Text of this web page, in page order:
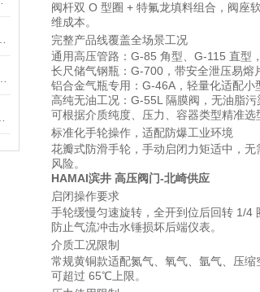
阀杆双 O 型圈 + 特氟龙填料组合，阀座
维成本。
完整产品线覆盖全场景工况
通用高压管路：G-85 角型、G-115 直型
长尺储气钢瓶：G-700，带安全泄压易熔
铝合金气瓶专用：G-46A，轻量化适配小
高纯无油工况：G-55L 隔膜阀，无油脂污
可根据介质纯度、压力、容器类型精准选
标准化手轮操作，适配防爆工业环境
花瓣式防滑手轮，手动启闭力矩适中，
风险。
HAMAI滨井 高压阀门-北崎供应
启闭操作要求
手轮缓慢匀速旋转，全开到位后回转 1/4
防止气流冲击水锤损坏后端仪表。
介质工况限制
常规黄铜款适配氮气、氧气、氩气、压
可超过 65℃上限。